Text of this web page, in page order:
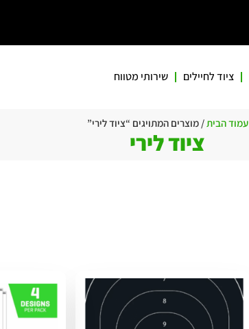
ציוד לחיילים שירותי מטווח
עמוד הבית / מוצרים המתויגים “ציוד לירי”
ציוד לירי